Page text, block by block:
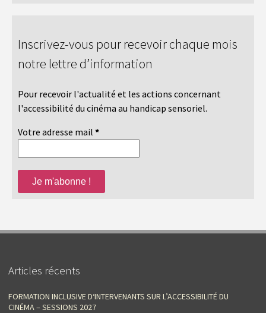
Inscrivez-vous pour recevoir chaque mois
notre lettre d’information
Pour recevoir l'actualité et les actions concernant
l'accessibilité du cinéma au handicap sensoriel.
Votre adresse mail *
Articles récents
FORMATION INCLUSIVE D‘INTERVENANTS SUR L’ACCESSIBILITÉ DU
CINÉMA – SESSIONS 2027